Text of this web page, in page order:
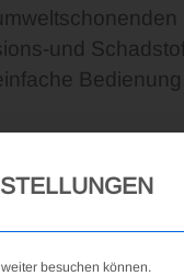
und
Einfluss auf
sowie die
auch in der
besuchen können.